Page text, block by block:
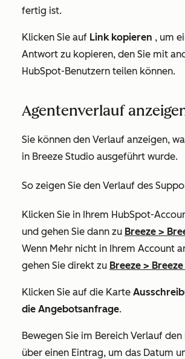
fertig ist.
Klicken Sie auf Link kopieren , um
Antwort zu kopieren, den Sie mit
HubSpot-Benutzern teilen können.
Agentenverlauf
Sie können den Verlauf anzeigen,
in Breeze Studio ausgeführt wurde.
So zeigen Sie den Verlauf des
Klicken Sie in Ihrem HubSpot-
und gehen Sie dann zu Breeze >
Wenn Mehr nicht in Ihrem Account
gehen Sie direkt zu Breeze >
Klicken Sie auf die Karte
die Angebotsanfrage.
Bewegen Sie im Bereich Verlauf den
über einen Eintrag, um das Datum